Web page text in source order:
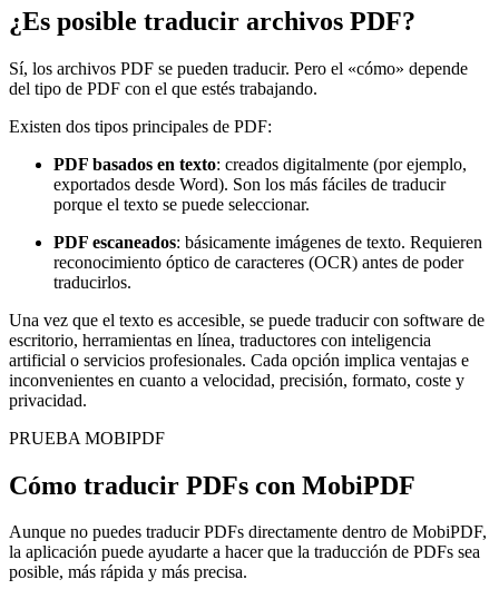
¿Es posible traducir archivos PDF?
Sí, los archivos PDF se pueden traducir. Pero el «cómo» depende
del tipo de PDF con el que estés trabajando.
Existen dos tipos principales de PDF:
PDF basados en texto: creados digitalmente (por ejemplo,
exportados desde Word). Son los más fáciles de traducir
porque el texto se puede seleccionar.
PDF escaneados: básicamente imágenes de texto. Requieren
reconocimiento óptico de caracteres (OCR) antes de poder
traducirlos.
Una vez que el texto es accesible, se puede traducir con software de
escritorio, herramientas en línea, traductores con inteligencia
artificial o servicios profesionales. Cada opción implica ventajas e
inconvenientes en cuanto a velocidad, precisión, formato, coste y
privacidad.
PRUEBA MOBIPDF
Cómo traducir PDFs con MobiPDF
Aunque no puedes traducir PDFs directamente dentro de MobiPDF,
la aplicación puede ayudarte a hacer que la traducción de PDFs sea
posible, más rápida y más precisa.